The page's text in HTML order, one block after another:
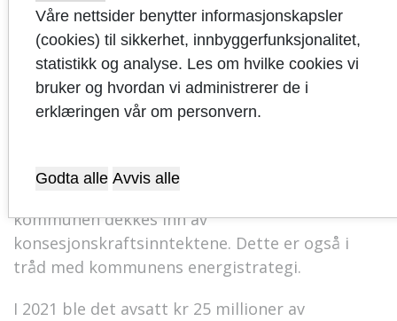
konsesjonskraftrettigheter i størrelsesorden
117 GWh, samtidig har kommunen et forbruk av
strøm på rundt 60 GWh i året. Dette betyr at en
stor del av det store overskuddet fra
konsesjonskraften blir spist opp av økte
Kommunedirektøren foreslår at alle
kommunen dekkes inn av
konsesjonskraftsinntektene. Dette er også i
tråd med kommunens energistrategi.
I 2021 ble det avsatt kr 25 millioner av
Våre nettsider benytter informasjonskapsler
(cookies) til sikkerhet, innbyggerfunksjonalitet,
statistikk og analyse. Les om hvilke cookies vi
bruker og hvordan vi administrerer de i
erklæringen vår om personvern.
Godta alle Avvis alle